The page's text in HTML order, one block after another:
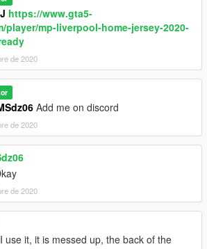
https://www.gta5-
player/mp-liverpool-home-jersey-2020-
de 2020
Add me on discord
de 2020
de 2020
use it, it is messed up, the back of the